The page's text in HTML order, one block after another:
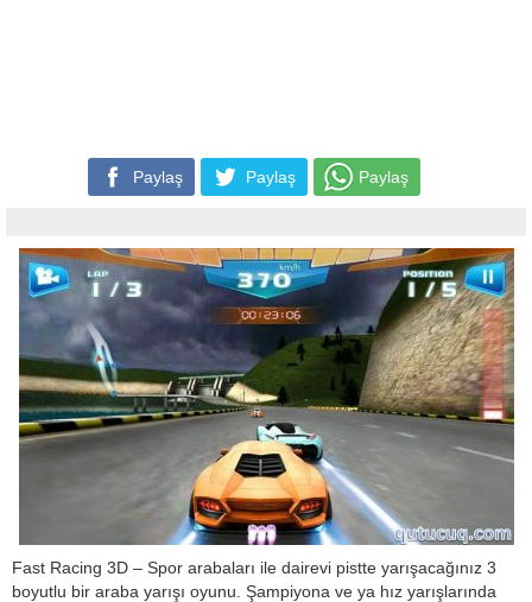
Paylaş Paylaş Paylaş
Fast Racing 3D – Spor arabaları ile dairevi pistte yarışacağınız 3
boyutlu bir araba yarışı oyunu. Şampiyona ve ya hız yarışlarında